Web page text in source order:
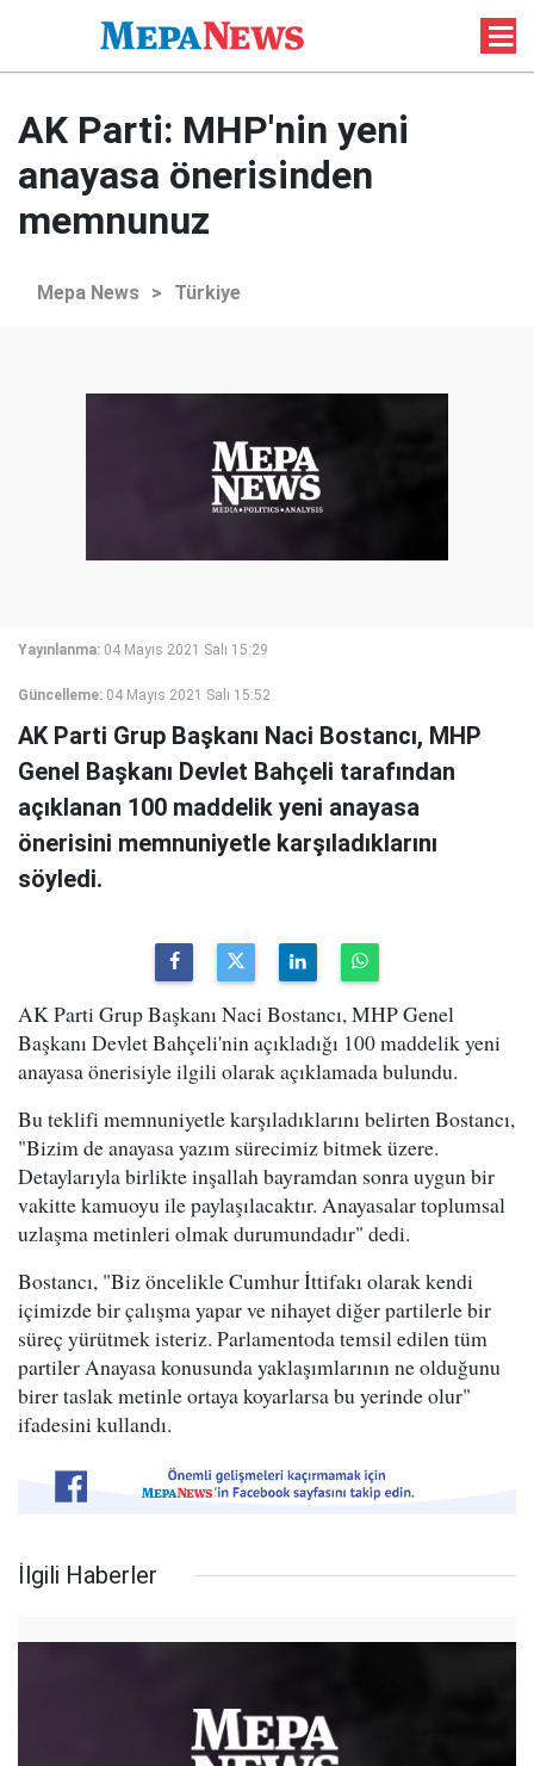
AK Parti: MHP'nin yeni
anayasa önerisinden
memnunuz
Mepa News > Türkiye
Yayınlanma: 04 Mayıs 2021 Salı 15:29
Güncelleme: 04 Mayıs 2021 Salı 15:52
AK Parti Grup Başkanı Naci Bostancı, MHP
Genel Başkanı Devlet Bahçeli tarafından
açıklanan 100 maddelik yeni anayasa
önerisini memnuniyetle karşıladıklarını
söyledi.
AK Parti Grup Başkanı Naci Bostancı, MHP Genel
Başkanı Devlet Bahçeli'nin açıkladığı 100 maddelik yeni
anayasa önerisiyle ilgili olarak açıklamada bulundu.
Bu teklifi memnuniyetle karşıladıklarını belirten Bostancı,
"Bizim de anayasa yazım sürecimiz bitmek üzere.
Detaylarıyla birlikte inşallah bayramdan sonra uygun bir
vakitte kamuoyu ile paylaşılacaktır. Anayasalar toplumsal
uzlaşma metinleri olmak durumundadır" dedi.
Bostancı, "Biz öncelikle Cumhur İttifakı olarak kendi
içimizde bir çalışma yapar ve nihayet diğer partilerle bir
süreç yürütmek isteriz. Parlamentoda temsil edilen tüm
partiler Anayasa konusunda yaklaşımlarının ne olduğunu
birer taslak metinle ortaya koyarlarsa bu yerinde olur"
ifadesini kullandı.
İlgili Haberler